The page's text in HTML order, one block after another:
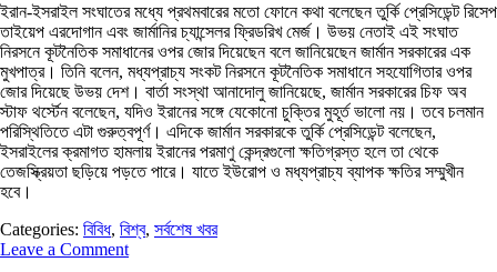
ইরান-ইসরাইল সংঘাতের মধ্যে প্রথমবারের মতো ফোনে কথা বলেছেন তুর্কি প্রেসিডেন্ট রিসেপ
তাইয়েপ এরদোগান এবং জার্মানির চ্যান্সেলর ফ্রিডরিখ মের্জ। উভয় নেতাই এই সংঘাত
নিরসনে কূটনৈতিক সমাধানের ওপর জোর দিয়েছেন বলে জানিয়েছেন জার্মান সরকারের এক
মুখপাত্র। তিনি বলেন, মধ্যপ্রাচ্য সংকট নিরসনে কূটনৈতিক সমাধানে সহযোগিতার ওপর
জোর দিয়েছে উভয় দেশ। বার্তা সংস্থা আনাদোলু জানিয়েছে, জার্মান সরকারের চিফ অব
স্টাফ থর্স্টেন বলেছেন, যদিও ইরানের সঙ্গে যেকোনো চুক্তির মুহূর্ত ভালো নয়। তবে চলমান
পরিস্থিতিতে এটা গুরুত্বপূর্ণ। এদিকে জার্মান সরকারকে তুর্কি প্রেসিডেন্ট বলেছেন,
ইসরাইলের ক্রমাগত হামলায় ইরানের পরমাণু কেন্দ্রগুলো ক্ষতিগ্রস্ত হলে তা থেকে
তেজস্ক্রিয়তা ছড়িয়ে পড়তে পারে। যাতে ইউরোপ ও মধ্যপ্রাচ্য ব্যাপক ক্ষতির সম্মুখীন
হবে।
Categories: বিবিধ, বিশ্ব, সর্বশেষ খবর
Leave a Comment